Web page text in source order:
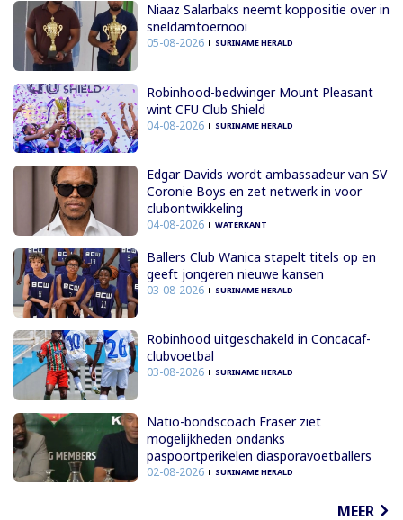
Niaaz Salarbaks neemt koppositie over in
sneldamtoernooi
05-08-2026 SURINAME HERALD
Robinhood-bedwinger Mount Pleasant
wint CFU Club Shield
04-08-2026 SURINAME HERALD
Edgar Davids wordt ambassadeur van SV
Coronie Boys en zet netwerk in voor
clubontwikkeling
04-08-2026 WATERKANT
Ballers Club Wanica stapelt titels op en
geeft jongeren nieuwe kansen
03-08-2026 SURINAME HERALD
Robinhood uitgeschakeld in Concacaf-
clubvoetbal
03-08-2026 SURINAME HERALD
Natio-bondscoach Fraser ziet
mogelijkheden ondanks
paspoortperikelen diasporavoetballers
02-08-2026 SURINAME HERALD
MEER